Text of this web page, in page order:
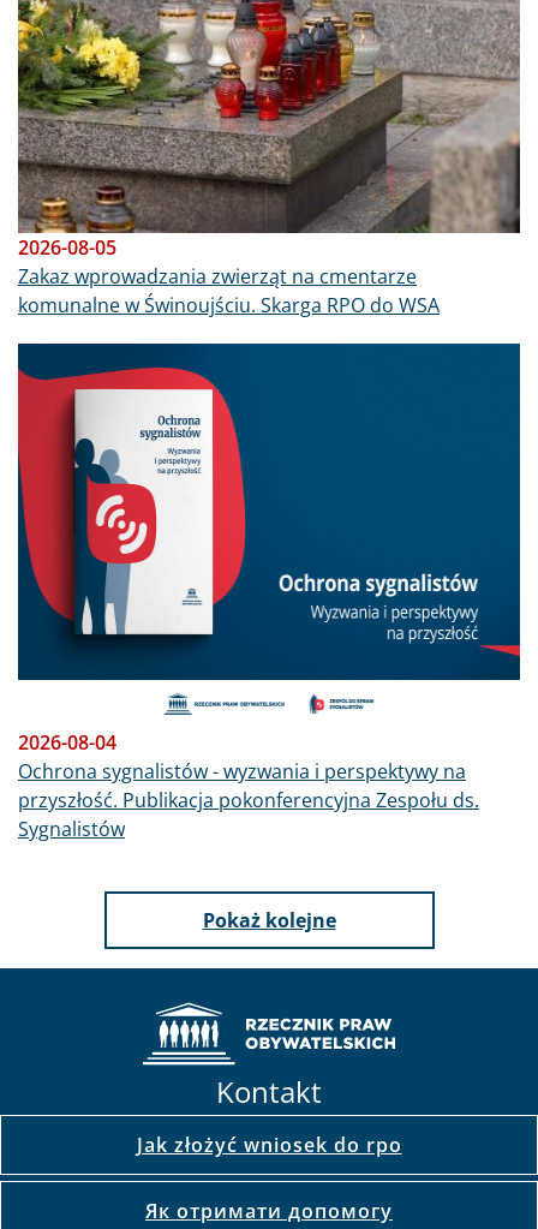
2026-08-05
Zakaz wprowadzania zwierząt na cmentarze
komunalne w Świnoujściu. Skarga RPO do WSA
2026-08-04
Ochrona sygnalistów - wyzwania i perspektywy na
przyszłość. Publikacja pokonferencyjna Zespołu ds.
Sygnalistów
Pokaż kolejne
Kontakt
Jak złożyć wniosek do rpo
Як отримати допомогу